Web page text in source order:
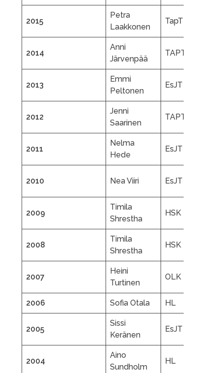
2015
Petra
Laakkonen
TapTL
2014
Anni
Järvenpää
TAPTL
2013
Emmi
Peltonen
EsJT
2012
Jenni
Saarinen
TAPTL
2011
Nelma
Hede
EsJT
2010 Nea Viiri EsJT
2009
Timila
Shrestha
HSK
2008
Timila
Shrestha
HSK
2007
Heini
Turtinen
OLK
2006 Sofia Otala HL
2005
Sissi
Keränen
EsJT
2004
Aino
Sundholm
HL